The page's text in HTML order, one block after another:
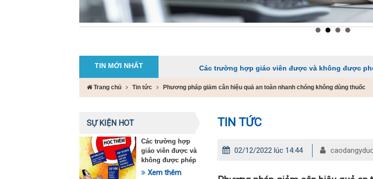
Các trường hợp giáo viên được và không được phép dạy thêm
TIN MỚI NHẤT
Trang chủ Tin tức Phương pháp giảm cân hiệu quả an toàn nhanh chóng không dùng thuốc
SỰ KIỆN HOT
Các trường hợp
giáo viên được và
không được phép
dạy thêm theo
Xem thêm
TIN TỨC
02/12/2022 lúc 14:44